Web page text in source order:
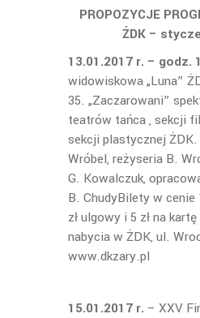
PROPOZYCJE
ŻDK –
13.01.2017 r. – godz.
widowiskowa „Luna”
35. „Zaczarowani”
teatrów tańca , sekcji
sekcji plastycznej
Wróbel, reżyseria B.
G. Kowalczuk,
B. ChudyBilety w cenie
zł ulgowy i 5 zł na
nabycia w ŻDK, ul.
www.dkzary.pl
15.01.2017 r. – XXV